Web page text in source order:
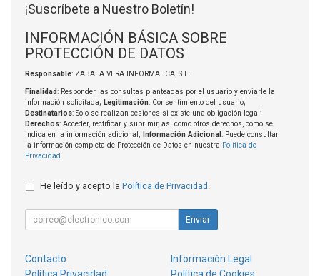
¡Suscríbete a Nuestro Boletín!
INFORMACIÓN BÁSICA SOBRE
PROTECCIÓN DE DATOS
Responsable: ZABALA VERA INFORMATICA, S.L.
Finalidad: Responder las consultas planteadas por el usuario y enviarle la
información solicitada; Legitimación: Consentimiento del usuario;
Destinatarios: Solo se realizan cesiones si existe una obligación legal;
Derechos: Acceder, rectificar y suprimir, así como otros derechos, como se
indica en la información adicional;
Información Adicional : Puede consultar
la información completa de Protección de Datos en nuestra Política de
Privacidad
He leído y acepto la Política de Privacidad
Enviar
Contacto
Información Legal
Política Privacidad
Política de Cookies